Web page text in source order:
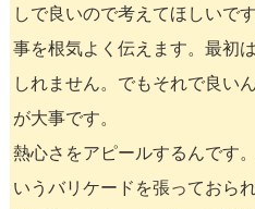
しで良いので考えてほしいで
事を根気よく伝えます。最初
しれません。でもそれで良い
が大事です。
熱心さをアピールするんです
いうバリケードを張っておら